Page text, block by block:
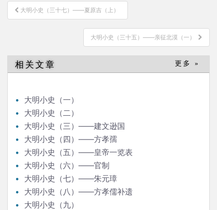
文
章
大明小史（三十七）——夏原吉（上）
大明小史（三十五）——亲征北漠（一）
相关文章 更多 »
大明小史（一）
大明小史（二）
大明小史（三）——建文逊国
大明小史（四）——方孝孺
大明小史（五）——皇帝一览表
大明小史（六）——官制
大明小史（七）——朱元璋
大明小史（八）——方孝儒补遗
大明小史（九）